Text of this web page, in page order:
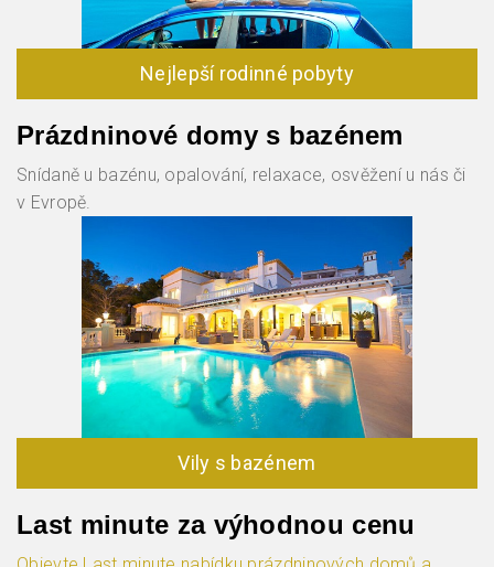
Nejlepší rodinné pobyty
Prázdninové domy s bazénem
Snídaně u bazénu, opalování, relaxace, osvěžení u nás či
v Evropě.
Vily s bazénem
Last minute za výhodnou cenu